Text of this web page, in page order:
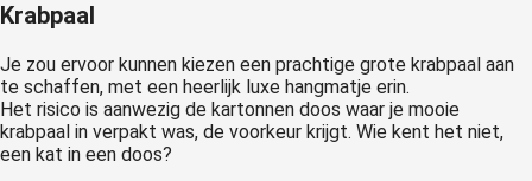
Krabpaal
Je zou ervoor kunnen kiezen een prachtige grote krabpaal aan
te schaffen, met een heerlijk luxe hangmatje erin.
Het risico is aanwezig de kartonnen doos waar je mooie
krabpaal in verpakt was, de voorkeur krijgt. Wie kent het niet,
een kat in een doos?